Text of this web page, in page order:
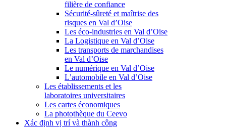
filière de confiance
Sécurité-sûreté et maîtrise des
risques en Val d’Oise
Les éco-industries en Val d’Oise
La Logistique en Val d’Oise
Les transports de marchandises
en Val d’Oise
Le numérique en Val d’Oise
L’automobile en Val d’Oise
Les établissements et les
laboratoires universitaires
Les cartes économiques
La photothèque du Ceevo
Xác định vị trí và thành công